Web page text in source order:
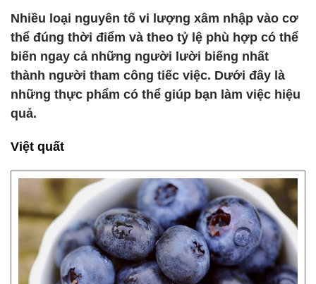
Nhiều loại nguyên tố vi lượng xâm nhập vào cơ
thể đúng thời điểm và theo tỷ lệ phù hợp có thể
biến ngay cả những người lười biếng nhất
thành người tham công tiếc việc. Dưới đây là
những thực phẩm có thể giúp bạn làm việc hiệu
quả.
Việt quất